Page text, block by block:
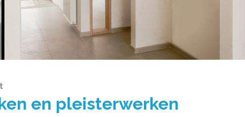
en pleisterwerken